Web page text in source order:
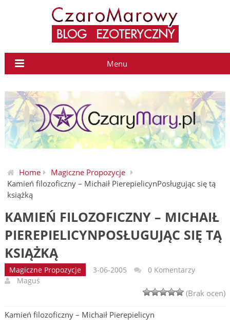
Menu
Home
Magiczne Propozycje
Kamień filozoficzny – Michaił PierepielicynPosługując się tą
książką
KAMIEŃ FILOZOFICZNY – MICHAIŁ
PIEREPIELICYNPOSŁUGUJĄC SIĘ TĄ
KSIĄŻKĄ
Magiczne Propozycje 3-06-2005
0 Komentarzy
Maguś
(Brak ocen)
Kamień filozoficzny – Michaił Pierepielicyn